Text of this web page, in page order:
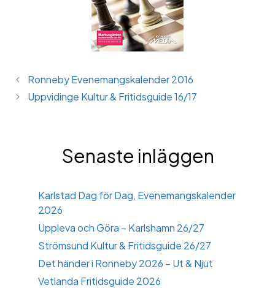
Ronneby Evenemangskalender 2016
Uppvidinge Kultur & Fritidsguide 16/17
Senaste inläggen
Karlstad Dag för Dag, Evenemangskalender
2026
Uppleva och Göra – Karlshamn 26/27
Strömsund Kultur & Fritidsguide 26/27
Det händer i Ronneby 2026 – Ut & Njut
Vetlanda Fritidsguide 2026